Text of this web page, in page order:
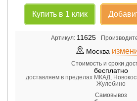
Купить в 1 клик
Артикул: 11625
Москва
Стоимость и сроки
бесплатно
доставляем в пределах МКАД,
Жулебино
Самовывоз